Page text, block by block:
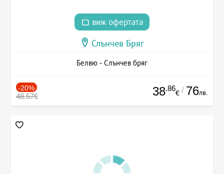
виж офертата
Слънчев Бряг
Белвю - Слънчев бряг
-20%
48.57€ 38.86
€ / 76лв.